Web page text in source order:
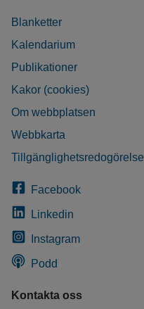
Blanketter
Kalendarium
Publikationer
Kakor (cookies)
Om webbplatsen
Webbkarta
Tillgänglighetsredogörelse
Facebook
Linkedin
Instagram
Podd
Kontakta oss